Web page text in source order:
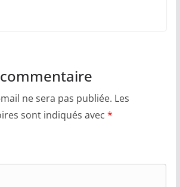
ne sera pas publiée. Les
sont indiqués avec *